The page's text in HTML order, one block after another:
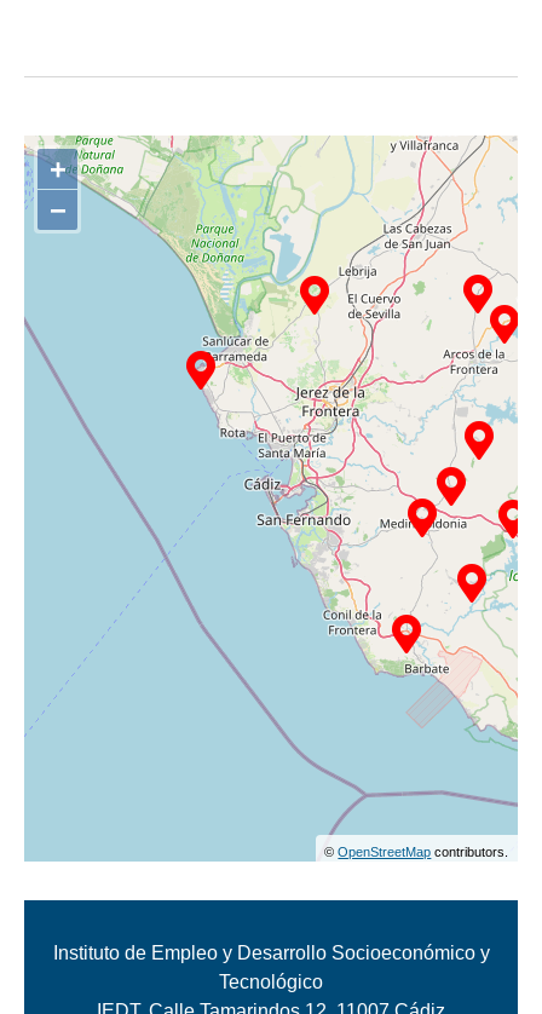
+
−
©OpenStreetMap contributors.
Instituto de Empleo y Desarrollo Socioeconómico y
Tecnológico